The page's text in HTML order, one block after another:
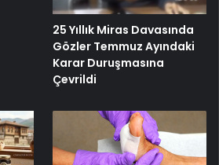
25 Yıllık Miras Davasında
Gözler Temmuz Ayındaki
Karar Duruşmasına
Çevrildi